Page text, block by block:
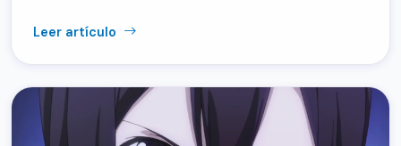
Leer artículo